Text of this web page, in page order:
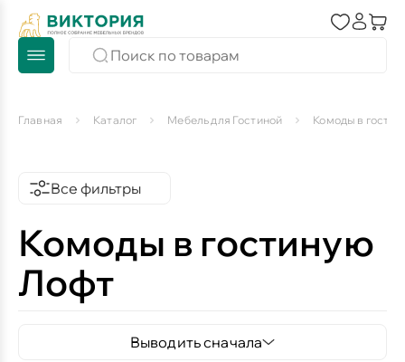
Главная Каталог Мебель для Гостиной Комоды в
Все фильтры
Комоды в гостиную
Лофт
Выводить сначала